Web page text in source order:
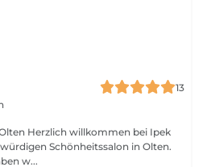
13
bei Ipek
Schönheitssalon in Olten.
w...